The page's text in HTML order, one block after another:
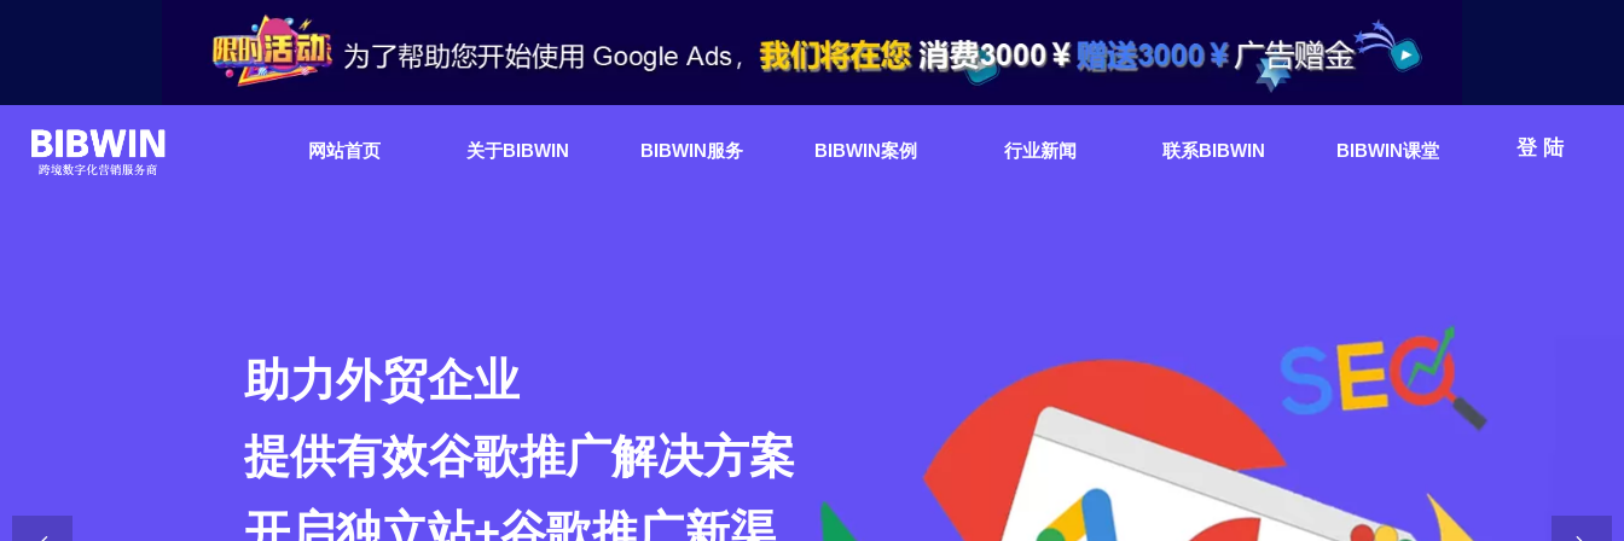
网站首页 关于BIBWIN BIBWIN服务 BIBWIN案例 行业新闻 联系BIBWIN BIBWIN课堂 登陆
助力外贸企业
提供有效谷歌推广解决方案